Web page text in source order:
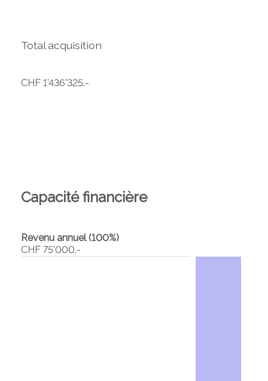
Total acquisition
CHF 1'436'325.-
Capacité financière
Revenu annuel (100%)
CHF 75'000.-